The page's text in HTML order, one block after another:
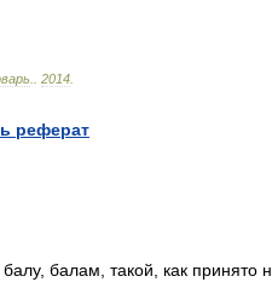
2014
реферат
балам, такой, как принято